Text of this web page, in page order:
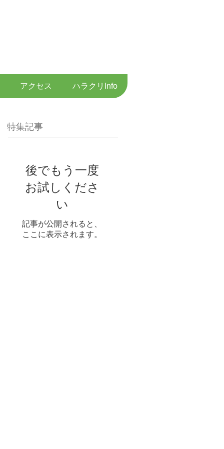
アクセス ハラクリInfo
特集記事
後でもう一度
お試しくださ
い
記事が公開されると、
ここに表示されます。